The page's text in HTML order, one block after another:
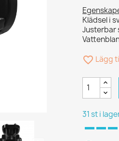
Klädsel i
Justerbar
favorite_border Lägg
31 st i